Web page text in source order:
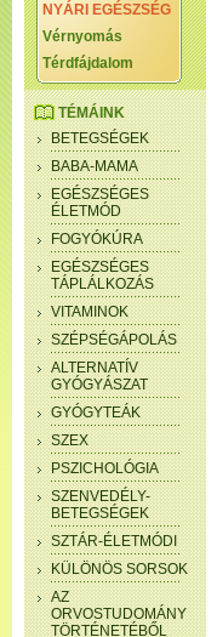
NYÁRI EGÉSZSÉG
Vérnyomás
Térdfájdalom
TÉMÁINK
BETEGSÉGEK
BABA-MAMA
EGÉSZSÉGES
ÉLETMÓD
FOGYÓKÚRA
EGÉSZSÉGES
TÁPLÁLKOZÁS
VITAMINOK
SZÉPSÉGÁPOLÁS
ALTERNATÍV
GYÓGYÁSZAT
GYÓGYTEÁK
SZEX
PSZICHOLÓGIA
SZENVEDÉLY-
BETEGSÉGEK
SZTÁR-ÉLETMÓDI
KÜLÖNÖS SORSOK
AZ
ORVOSTUDOMÁNY
TÖRTÉNETÉBŐL